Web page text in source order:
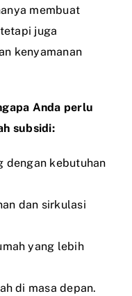
membuat
juga
kenyamanan
Anda perlu
subsidi:
dengan kebutuhan
dan sirkulasi
yang lebih
di masa depan.